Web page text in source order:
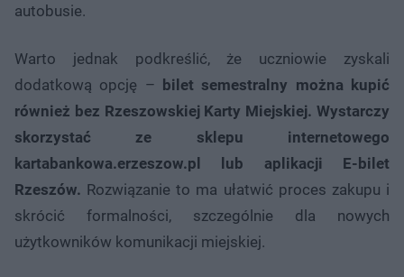
autobusie.
Warto jednak podkreślić, że uczniowie zyskali
dodatkową opcję – bilet semestralny można kupić
również bez Rzeszowskiej Karty Miejskiej. Wystarczy
skorzystać ze sklepu internetowego
kartabankowa.erzeszow.pl lub aplikacji E-bilet
Rzeszów. Rozwiązanie to ma ułatwić proces zakupu i
skrócić formalności, szczególnie dla nowych
użytkowników komunikacji miejskiej.